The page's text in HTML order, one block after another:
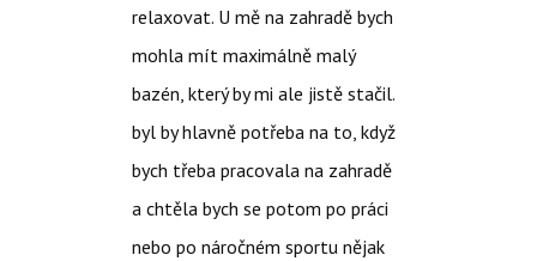
relaxovat. U mě na zahradě bych
mohla mít maximálně malý
bazén, který by mi ale jistě stačil.
byl by hlavně potřeba na to, když
bych třeba pracovala na zahradě
a chtěla bych se potom po práci
nebo po náročném sportu nějak